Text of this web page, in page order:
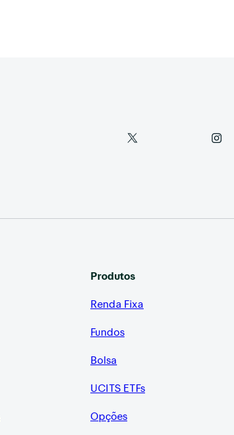
Produtos
Renda Fixa
Fundos
Bolsa
UCITS ETFs
Opções